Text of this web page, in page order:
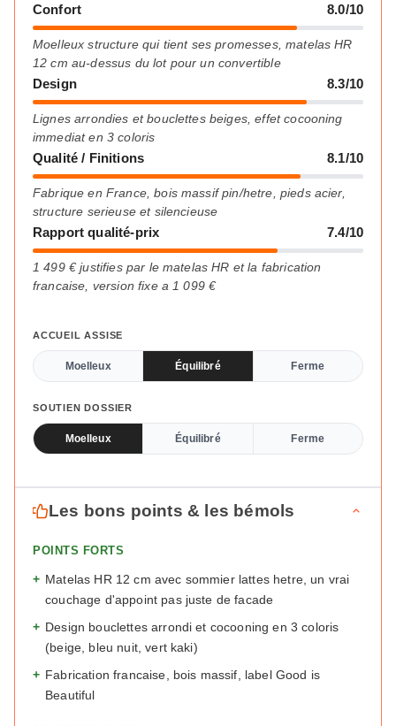
Confort 8.0/10
Moelleux structure qui tient ses promesses, matelas HR
12 cm au-dessus du lot pour un convertible
Design 8.3/10
Lignes arrondies et bouclettes beiges, effet cocooning
immediat en 3 coloris
Qualité / Finitions 8.1/10
Fabrique en France, bois massif pin/hetre, pieds acier,
structure serieuse et silencieuse
Rapport qualité-prix 7.4/10
1 499 € justifies par le matelas HR et la fabrication
francaise, version fixe a 1 099 €
ACCUEIL ASSISE
Moelleux Équilibré Ferme
SOUTIEN DOSSIER
Moelleux Équilibré Ferme
Les bons points & les bémols
POINTS FORTS
+ Matelas HR 12 cm avec sommier lattes hetre, un vrai
couchage d'appoint pas juste de facade
+ Design bouclettes arrondi et cocooning en 3 coloris
(beige, bleu nuit, vert kaki)
+ Fabrication francaise, bois massif, label Good is
Beautiful